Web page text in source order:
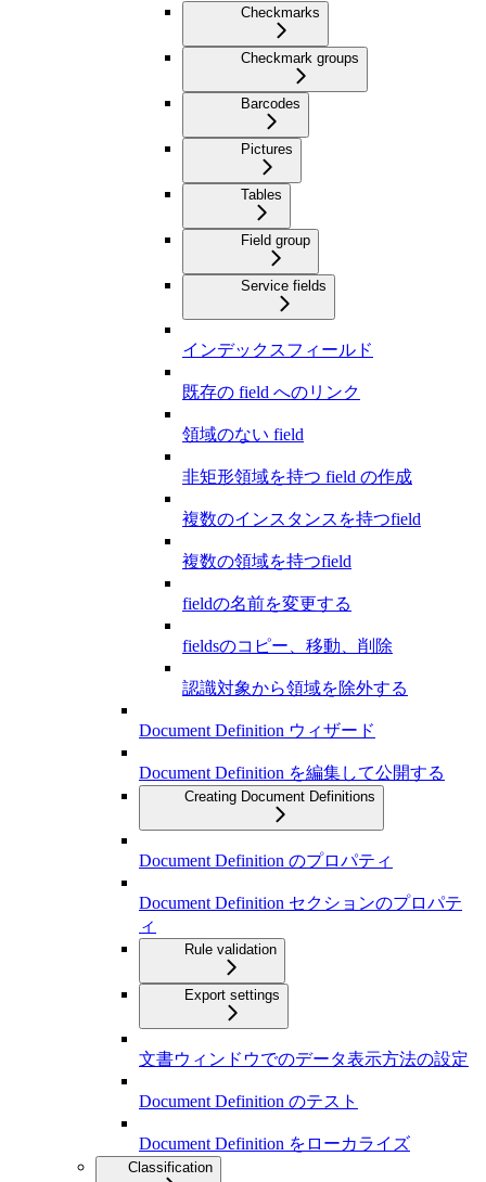
Checkmarks
Checkmark groups
Barcodes
Pictures
Tables
Field group
Service fields
インデックスフィールド
既存の field へのリンク
領域のない field
非矩形領域を持つ field の作成
複数のインスタンスを持つfield
複数の領域を持つfield
fieldの名前を変更する
fieldsのコピー、移動、削除
認識対象から領域を除外する
Document Definition ウィザード
Document Definition を編集して公開する
Creating Document Definitions
Document Definition のプロパティ
Document Definition セクションのプロパテ
ィ
Rule validation
Export settings
文書ウィンドウでのデータ表示方法の設定
Document Definition のテスト
Document Definition をローカライズ
Classification